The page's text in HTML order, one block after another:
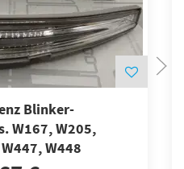
Blinker-
W167, W205,
W448